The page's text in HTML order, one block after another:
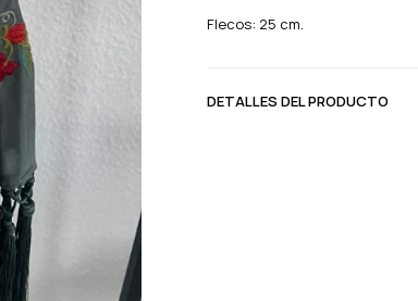
Flecos: 25 cm.
DETALLES DEL PRODUCTO